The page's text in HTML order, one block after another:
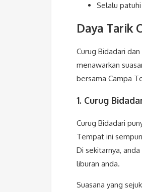
Selalu
Daya Tarik
Curug Bidadari
menawarkan
bersama Campa
1. Curug
Curug Bidadari
Tempat ini
Di sekitarnya,
liburan anda.
Suasana yang